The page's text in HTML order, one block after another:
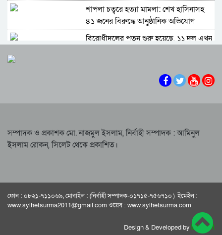
শাপলা চত্বরে হত্যা মামলা: শেখ হাসিনাসহ
৪১ জনের বিরুদ্ধে আনুষ্ঠানিক অভিযোগ
বিরোধীদলের পতন শুরু হয়েছে, ১১ দল এখন
এআই দিয়ে অশালীন ছবি ছড়ানোর অভিযোগ
সিলেটের কনটেন্ট ক্রিয়েটর রাফিয়ার
সিলেটের ভাঙাচোরা সড়ক নিয়ে সিসিক
প্রশাসকের ক্ষোভ, দ্রুত সংস্কারের আহ্বান
নারী-কাণ্ডে জামায়াত থেকে বহিস্কার এমপি
সম্পাদক ও প্রকাশক মো. নাজমুল ইসলাম, নির্বাহী সম্পাদক : আমিনুল
ইসলাম রোকন, সিলেট থেকে প্রকাশিত।
ফোন : ০৮২১-৭১১০৬৯, মোবাইল : (নির্বাহী সম্পাদক-০১৭১৫-৭৫৬৭১০ ) ইমেইল :
www.sylhetsurma2011@gmail.com ওয়েব : www.sylhetsurma.com
Design & Developed by bd best